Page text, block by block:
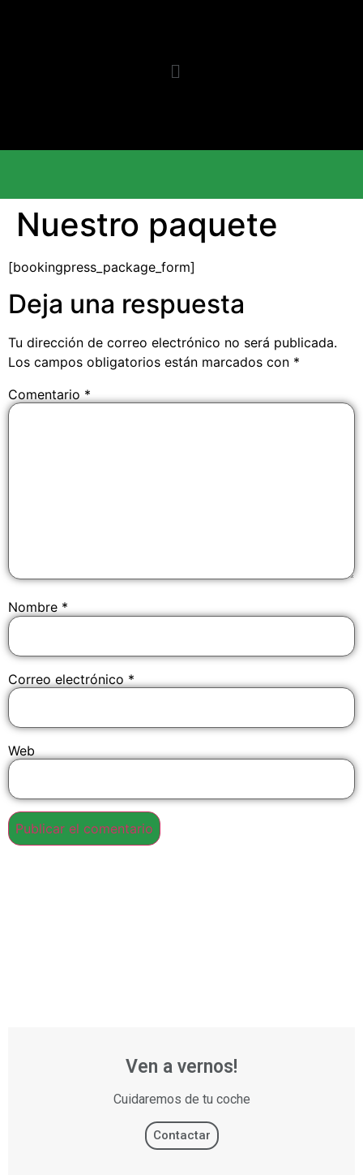
Nuestro paquete
[bookingpress_package_form]
Deja una respuesta
Tu dirección de correo electrónico no será publicada.
Los campos obligatorios están marcados con *
Comentario *
Nombre *
Correo electrónico *
Web
Ven a vernos!
Cuidaremos de tu coche
Contactar